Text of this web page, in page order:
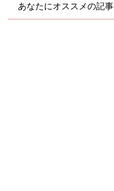
あなたにオススメの記事